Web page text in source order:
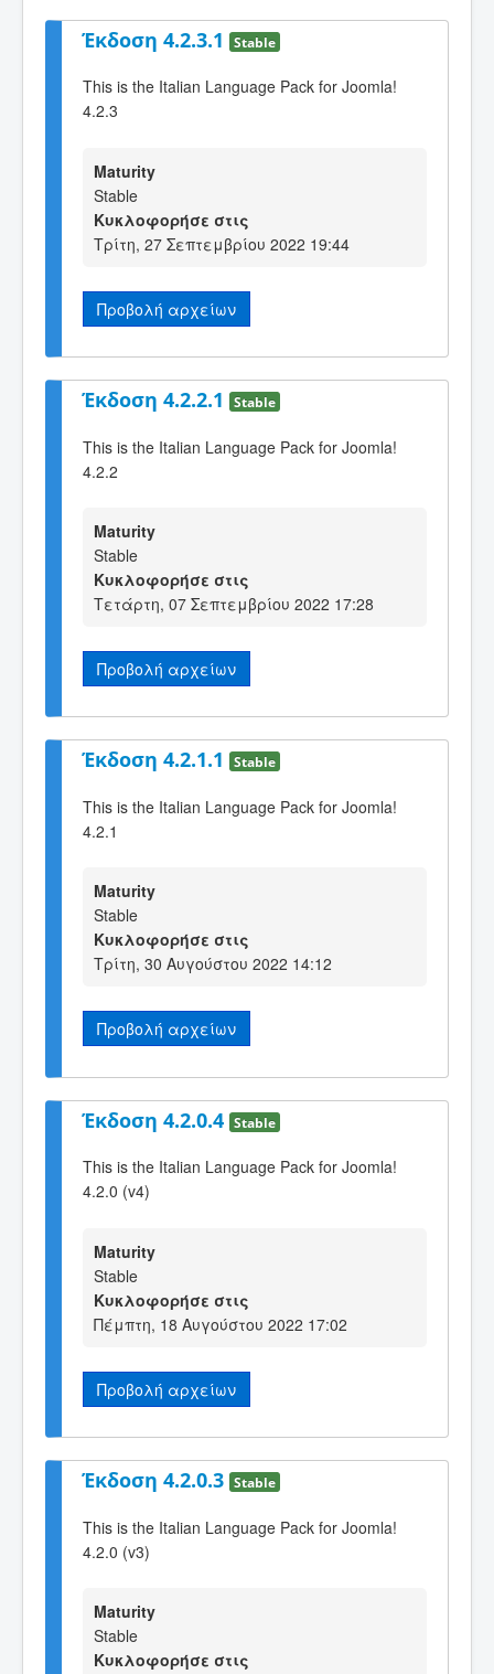
Έκδοση 4.2.3.1 Stable
This is the Italian Language Pack for Joomla!
4.2.3
Maturity
Stable
Κυκλοφορήσε στις
Τρίτη, 27 Σεπτεμβρίου 2022 19:44
Προβολή αρχείων
Έκδοση 4.2.2.1 Stable
This is the Italian Language Pack for Joomla!
4.2.2
Maturity
Stable
Κυκλοφορήσε στις
Τετάρτη, 07 Σεπτεμβρίου 2022 17:28
Προβολή αρχείων
Έκδοση 4.2.1.1 Stable
This is the Italian Language Pack for Joomla!
4.2.1
Maturity
Stable
Κυκλοφορήσε στις
Τρίτη, 30 Αυγούστου 2022 14:12
Προβολή αρχείων
Έκδοση 4.2.0.4 Stable
This is the Italian Language Pack for Joomla!
4.2.0 (v4)
Maturity
Stable
Κυκλοφορήσε στις
Πέμπτη, 18 Αυγούστου 2022 17:02
Προβολή αρχείων
Έκδοση 4.2.0.3 Stable
This is the Italian Language Pack for Joomla!
4.2.0 (v3)
Maturity
Stable
Κυκλοφορήσε στις